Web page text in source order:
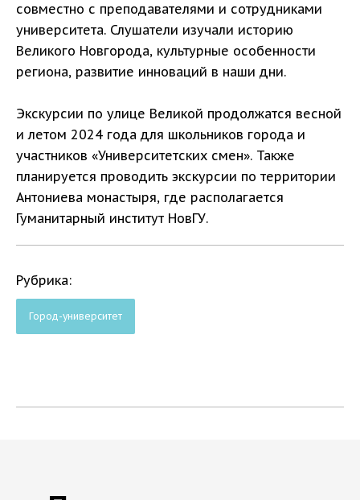
совместно с преподавателями и сотрудниками
университета. Слушатели изучали историю
Великого Новгорода, культурные особенности
региона, развитие инноваций в наши дни.
Экскурсии по улице Великой продолжатся весной
и летом 2024 года для школьников города и
участников «Университетских смен». Также
планируется проводить экскурсии по территории
Антониева монастыря, где располагается
Гуманитарный институт НовГУ.
Рубрика:
Город-университет